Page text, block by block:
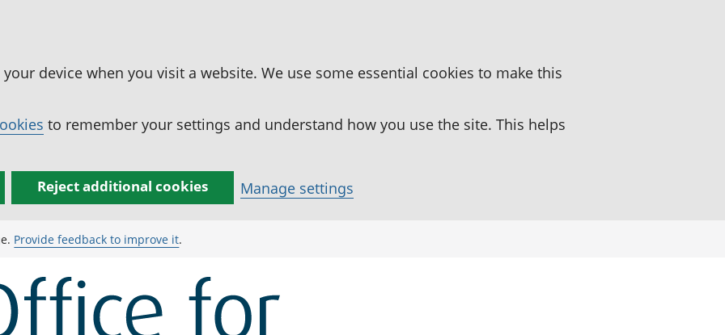
device when you visit a website. We use some essential cookies to make this
to remember your settings and understand how you use the site. This helps
Reject additional cookies Manage settings
Provide feedback to improve it.